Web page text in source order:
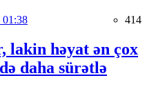
01:38 414
lakin həyat ən çox
daha sürətlə